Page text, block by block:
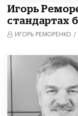
Игорь
стандартах
ИГОРЬ РЕМОРЕНКО /